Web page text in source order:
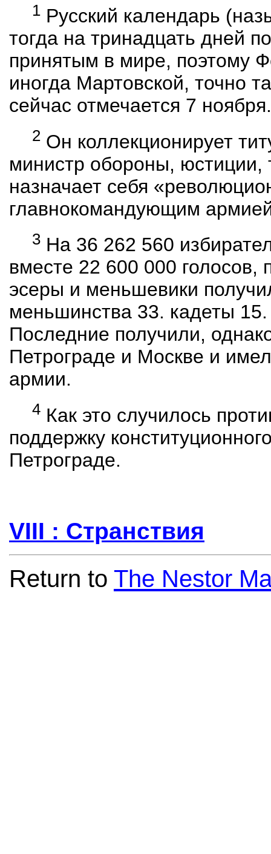
1Русский календарь
тогда на тринадцать дней
принятым в мире, поэтому
иногда Мартовской, точно
сейчас отмечается 7 ноября.
2Он коллекционирует
министр обороны, юстиции,
назначает себя
главнокомандующим
3На 36 262 560
вместе 22 600 000 голосов,
эсеры и меньшевики
меньшинства 33. кадеты
Последние получили,
Петрограде и Москве и
армии.
4Как это случилось
поддержку
Петрограде.
VIII : Странствия
Return to The Nestor